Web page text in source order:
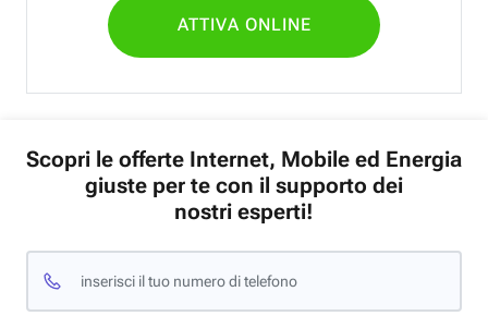
ATTIVA ONLINE
Scopri le offerte Internet, Mobile ed Energia
giuste per te con il supporto dei
nostri esperti!
inserisci il tuo numero di telefono